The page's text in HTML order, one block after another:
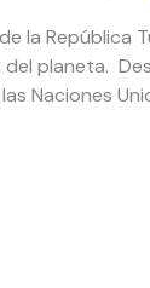
la
planeta.
Naciones